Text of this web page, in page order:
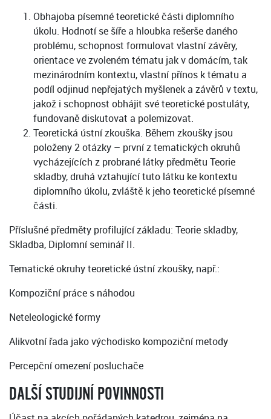
Obhajoba písemné teoretické části diplomního
úkolu. Hodnotí se šíře a hloubka rešerše daného
problému, schopnost formulovat vlastní závěry,
orientace ve zvoleném tématu jak v domácím, tak
mezinárodním kontextu, vlastní přínos k tématu a
podíl odjinud nepřejatých myšlenek a závěrů v textu,
jakož i schopnost obhájit své teoretické postuláty,
fundovaně diskutovat a polemizovat.
Teoretická ústní zkouška. Během zkoušky jsou
položeny 2 otázky – první z tematických okruhů
vycházejících z probrané látky předmětu Teorie
skladby, druhá vztahující tuto látku ke kontextu
diplomního úkolu, zvláště k jeho teoretické písemné
části.
Příslušné předměty profilující základu: Teorie skladby,
Skladba, Diplomní seminář II.
Tematické okruhy teoretické ústní zkoušky, např.:
Kompoziční práce s náhodou
Neteleologické formy
Alikvotní řada jako východisko kompoziční metody
Percepční omezení posluchače
DALŠÍ STUDIJNÍ POVINNOSTI